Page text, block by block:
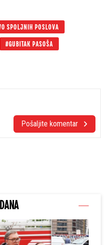
SPOLJNIH POSLOVA
GUBITAK PASOŠA
Pošaljite komentar